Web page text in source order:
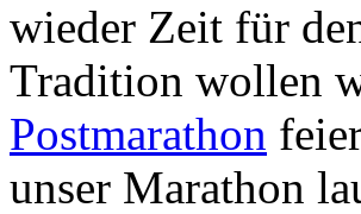
wieder Zeit für
Tradition wollen
Postmarathon
unser Marathon